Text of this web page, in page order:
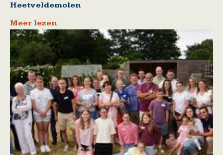
Heetveldemolen
Meer lezen